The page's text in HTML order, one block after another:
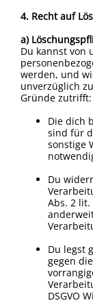
4. Recht auf
a)
Du kannst von
werden, und
unverzüglich
Gründe zutrifft:
Die dich
sind für
sonstige
Du
Abs. 2 lit.
Du legst
gegen
DSGVO